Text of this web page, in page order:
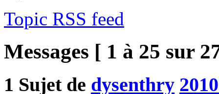
Topic RSS feed
Messages [ 1 à 25 sur
1 Sujet de dysenthry